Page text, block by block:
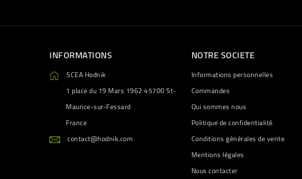
INFORMATIONS
SCEA Hodnik
1 place du 19 Mars 1962 45700 St-
Maurice-sur-Fessard
France
contact@hodnik.com
NOTRE SOCIETE
Informations personnelles
Commandes
Qui sommes nous
Politique de confidentialité
Conditions générales de vente
Mentions légales
Nous contacter